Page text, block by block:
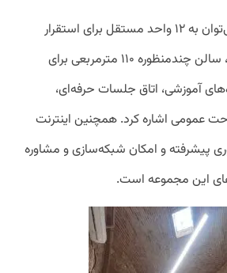
از امکانات این شعبه می‌توان به ۱۲ واحد مستقل برای استقرار
تیم‌ها، فضاهای کاری باز، سالن چندمنظوره ۱۱۰ مترمربعی برای
آموزشی، اتاق جلسات حرفه‌ای،
عمومی اشاره کرد. همچنین اینترنت
پیشرفته و امکان شبکه‌سازی و مشاوره
این مجموعه است.